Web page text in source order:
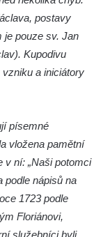
postavy
pouze sv. Jan
Kupodivu
a iniciátory
písemné
vložena pamětní
v ní: „Naši potomci
podle nápisů na
1723 podle
Floriánovi,
služebníci byli